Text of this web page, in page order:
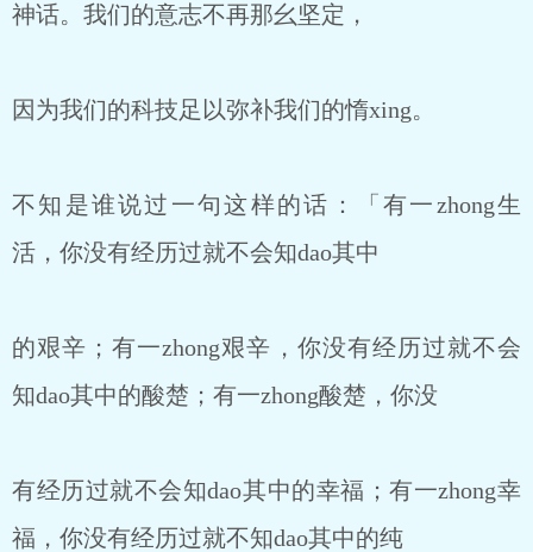
神话。我们的意志不再那幺坚定，
因为我们的科技足以弥补我们的惰xing。
不知是谁说过一句这样的话：「有一zhong生
活，你没有经历过就不会知dao其中
的艰辛；有一zhong艰辛，你没有经历过就不会
知dao其中的酸楚；有一zhong酸楚，你没
有经历过就不会知dao其中的幸福；有一zhong幸
福，你没有经历过就不知dao其中的纯